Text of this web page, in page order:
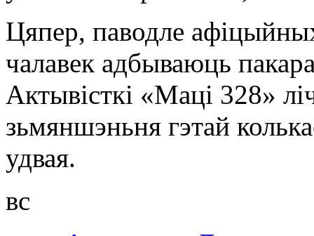
Цяпер, паводле
чалавек адбываюць
Актывісткі «Маці 328»
зьмяншэньня гэтай
удвая.
вс